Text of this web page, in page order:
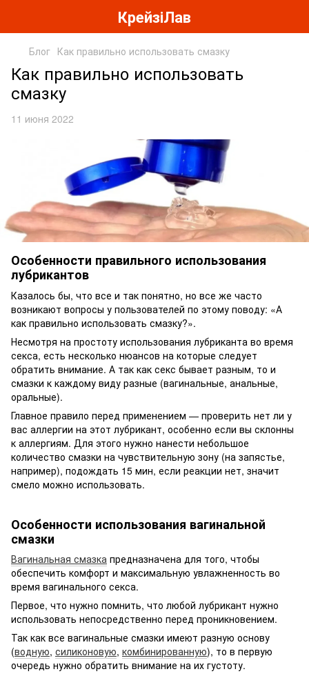
КрейзіЛав
Блог Как правильно использовать смазку
Как правильно использовать
смазку
11 июня 2022
Особенности правильного использования
лубрикантов
Казалось бы, что все и так понятно, но все же часто
возникают вопросы у пользователей по этому поводу: «А
как правильно использовать смазку?».
Несмотря на простоту использования лубриканта во время
секса, есть несколько нюансов на которые следует
обратить внимание. А так как секс бывает разным, то и
смазки к каждому виду разные (вагинальные, анальные,
оральные).
Главное правило перед применением — проверить нет ли у
вас аллергии на этот лубрикант, особенно если вы склонны
к аллергиям. Для этого нужно нанести небольшое
количество смазки на чувствительную зону (на запястье,
например), подождать 15 мин, если реакции нет, значит
смело можно использовать.
Особенности использования вагинальной
смазки
Вагинальная смазка предназначена для того, чтобы
обеспечить комфорт и максимальную увлажненность во
время вагинального секса.
Первое, что нужно помнить, что любой лубрикант нужно
использовать непосредственно перед проникновением.
Так как все вагинальные смазки имеют разную основу
(водную, силиконовую, комбинированную), то в первую
очередь нужно обратить внимание на их густоту.